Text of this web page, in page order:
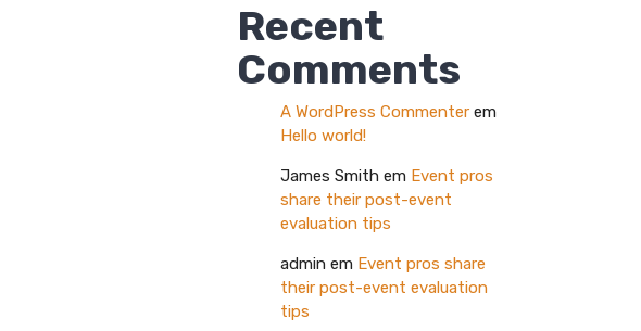
Recent
Comments
A WordPress Commenter em
Hello world!
James Smith em Event pros
share their post-event
evaluation tips
admin em Event pros share
their post-event evaluation
tips